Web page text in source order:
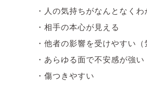
・人の気持ちがなんとなくわ
・相手の本心が見える
・他者の影響を受けやすい（
・あらゆる面で不安感が強い
・傷つきやすい